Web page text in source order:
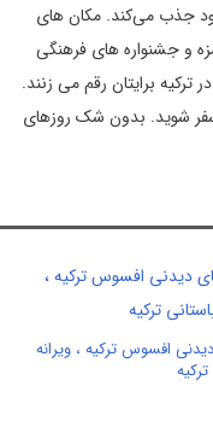
جذب می‌کند. مکان های
و جشنواره های فرهنگی
ترکیه برایتان رقم می زنند.
شوید. بدون شک روزهای
افسوس ترکیه ، ویرانه